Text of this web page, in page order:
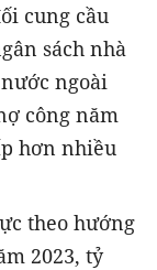
cung cầu
sách nhà
ngoài
công năm
hơn nhiều
theo hướng
2023, tỷ